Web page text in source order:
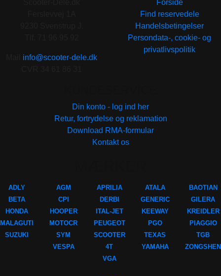
info@scooter-dele.dk
Forside
Find reservedele
Handelsbetingelser
Persondata-, cookie- og
privatlivspolitik
Din konto - log ind her
Retur, fortrydelse og reklamation
Download RMA-formular
Kontakt os
ADLY
BETA
HONDA
MALAGUTI
SUZUKI
AGM
CPI
HOOPER
MOTOCR
SYM
VESPA
APRILIA
DERBI
ITAL-JET
PEUGEOT
SCOOTER
4T
VGA
ATALA
GENERIC
KEEWAY
PGO
TEXAS
YAMAHA
BAOTIAN
GILERA
KREIDLER
PIAGGIO
TGB
ZONGSHEN